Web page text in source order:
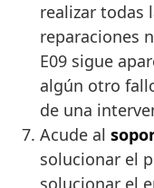
realizar todas
reparaciones
E09 sigue
algún otro
de una
Acude al
solucionar el